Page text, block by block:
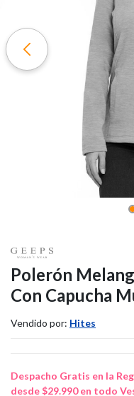
Polerón
Con Capucha
Vendido por: Hites
Despacho Gratis en la
desde $29.990 en todo